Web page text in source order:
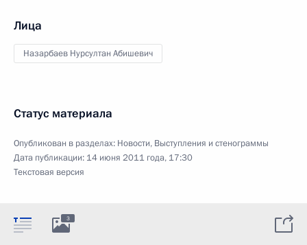
Лица
Назарбаев Нурсултан Абишевич
Статус материала
Опубликован в разделах: Новости, Выступления и стенограммы
Дата публикации: 14 июня 2011 года, 17:30
Текстовая версия
3